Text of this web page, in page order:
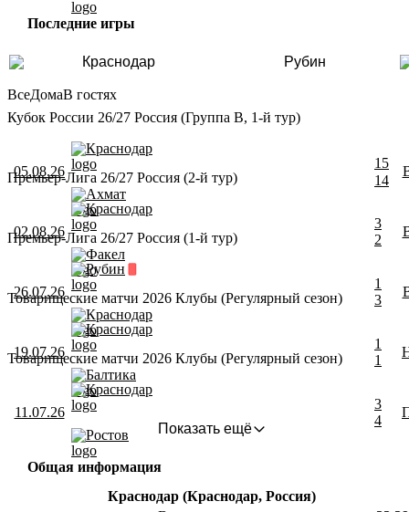
Последние игры
Краснодар Рубин
ВсеДомаВ гостях
Кубок России 26/27 Россия (Группа B, 1-й тур)
05.08.26
Краснодар
Ахмат
1
1
5
4
Премьер-Лига 26/27 Россия (2-й тур)
02.08.26
Краснодар
Факел
3
2
Премьер-Лига 26/27 Россия (1-й тур)
26.07.26
Рубин
Краснодар
1
3
Товарищеские матчи 2026 Клубы (Регулярный сезон)
19.07.26
Краснодар
Балтика
1
1
Товарищеские матчи 2026 Клубы (Регулярный сезон)
11.07.26
Краснодар
Ростов
3
4
Показать ещё
Общая информация
Краснодар (Краснодар, Россия)